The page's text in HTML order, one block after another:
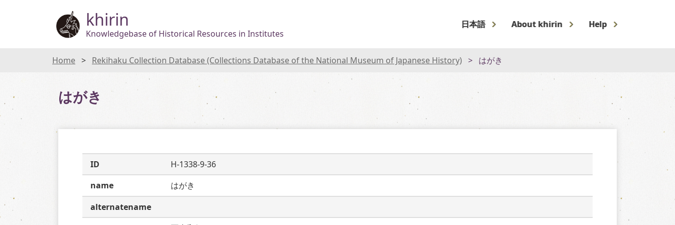
khirin
Knowledgebase of Historical Resources in Institutes
日本語 About khirin Help
Home Rekihaku Collection Database (Collections Database of the National Museum of Japanese History) はがき
はがき
ID
H-1338-9-36
name
はがき
alternatename